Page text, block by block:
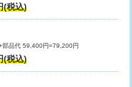
業）
キ
16,500円+材料費
(税込)
部品代 59,400円=79,200円
(税込)